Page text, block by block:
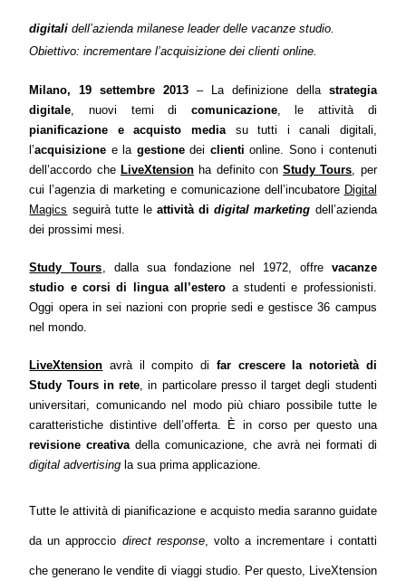
digitalidell’azienda milanese leader delle vacanze studio.
Obiettivo: incrementare l’acquisizione dei clienti online.
Milano, 19 settembre 2013 – La definizione della strategia
digitale , nuovi temi di comunicazione, le attività di
pianificazione e acquisto media su tutti i canali digitali,
l’acquisizione e la gestionedei clienti online. Sono i contenuti
dell’accordo che LiveXtension ha definito conStudy Tours , per
cui l’agenzia di marketing e comunicazione dell’incubatore Digital
Magics seguirà tutte le attività didigital marketing dell’azienda
dei prossimi mesi.
Study Tours dalla sua fondazione nel 1972, offre vacanze
studio e corsi di lingua all’estero a studenti e professionisti.
Oggi opera in sei nazioni con proprie sedi e gestisce 36 campus
nel mondo.
LiveXtension avrà il compito di far crescere la notorietà di
Study Tours in rete , in particolare presso il target degli studenti
universitari, comunicando nel modo più chiaro possibile tutte le
caratteristiche distintive dell’offerta. È in corso per questo una
revisione creativa della comunicazione, che avrà nei formati di
digital advertising la sua prima applicazione.
Tutte le attività di pianificazione e acquisto media saranno guidate
da un approccio direct response, volto a incrementare i contatti
che generano le vendite di viaggi studio. Per questo, LiveXtension